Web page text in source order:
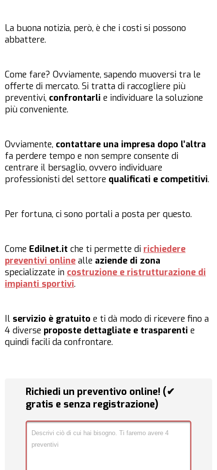
La buona notizia, però, è che i costi si possono
abbattere.
Come fare? Ovviamente, sapendo muoversi tra le
offerte di mercato. Si tratta di raccogliere più
preventivi, confrontarli e individuare la soluzione
più conveniente.
Ovviamente, contattare una impresa dopo l’altra
fa perdere tempo e non sempre consente di
centrare il bersaglio, ovvero individuare
professionisti del settore qualificati e competitivi.
Per fortuna, ci sono portali a posta per questo.
Come Edilnet.it che ti permette di richiedere
preventivi online alle aziende di zona
specializzate in costruzione e ristrutturazione di
impianti sportivi.
Il servizio è gratuito e ti dà modo di ricevere fino a
4 diverse proposte dettagliate e trasparenti e
quindi facili da confrontare.
Richiedi un preventivo online! (✔
gratis e senza registrazione)